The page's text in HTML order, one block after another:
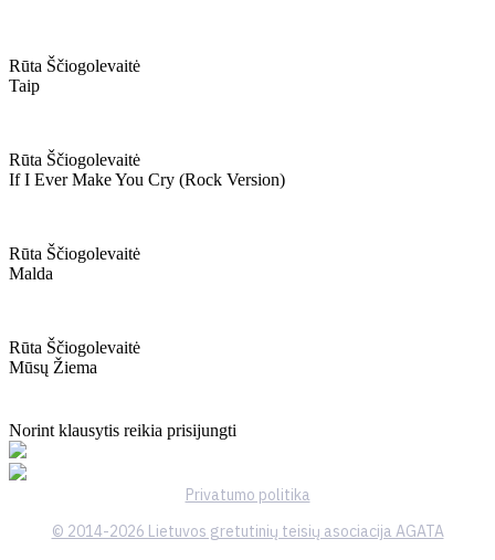
Rūta Ščiogolevaitė
Taip
Rūta Ščiogolevaitė
If I Ever Make You Cry (rock Version)
Rūta Ščiogolevaitė
Malda
Rūta Ščiogolevaitė
Mūsų Žiema
Norint klausytis reikia prisijungti
Privatumo politika
© 2014-2026 Lietuvos gretutinių teisių asociacija AGATA